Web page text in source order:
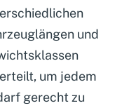
und
um jedem
gerecht zu